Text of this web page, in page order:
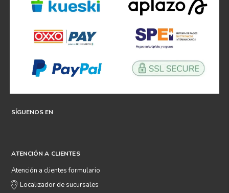
SÍGUENOS EN
ATENCIÓN A CLIENTES
Atención a clientes formulario
Localizador de sucursales